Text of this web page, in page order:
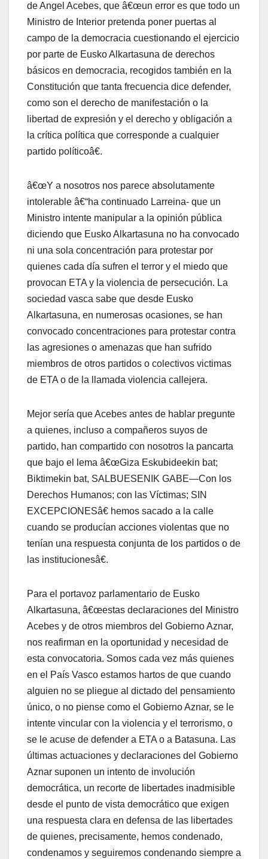
de Angel Acebes, que â€œun error es que todo un
Ministro de Interior pretenda poner puertas al
campo de la democracia cuestionando el ejercicio
por parte de Eusko Alkartasuna de derechos
básicos en democracia, recogidos también en la
Constitución que tanta frecuencia dice defender,
como son el derecho de manifestación o la
libertad de expresión y el derecho y obligación a
la crí­tica polí­tica que corresponde a cualquier
partido polí­ticoâ€.
â€œY a nosotros nos parece absolutamente
intolerable â€“ha continuado Larreina- que un
Ministro intente manipular a la opinión pública
diciendo que Eusko Alkartasuna no ha convocado
ni una sola concentración para protestar por
quienes cada dí­a sufren el terror y el miedo que
provocan ETA y la violencia de persecución. La
sociedad vasca sabe que desde Eusko
Alkartasuna, en numerosas ocasiones, se han
convocado concentraciones para protestar contra
las agresiones o amenazas que han sufrido
miembros de otros partidos o colectivos victimas
de ETA o de la llamada violencia callejera.
Mejor serí­a que Acebes antes de hablar pregunte
a quienes, incluso a compañeros suyos de
partido, han compartido con nosotros la pancarta
que bajo el lema â€œGiza Eskubideekin bat;
Biktimekin bat, SALBUESENIK GABE—Con los
Derechos Humanos; con las Ví­ctimas; SIN
EXCEPCIONESâ€ hemos sacado a la calle
cuando se producí­an acciones violentas que no
tení­an una respuesta conjunta de los partidos o de
las institucionesâ€.
Para el portavoz parlamentario de Eusko
Alkartasuna, â€œestas declaraciones del Ministro
Acebes y de otros miembros del Gobierno Aznar,
nos reafirman en la oportunidad y necesidad de
esta convocatoria. Somos cada vez más quienes
en el Paí­s Vasco estamos hartos de que cuando
alguien no se pliegue al dictado del pensamiento
único, o no piense como el Gobierno Aznar, se le
intente vincular con la violencia y el terrorismo, o
se le acuse de defender a ETA o a Batasuna. Las
últimas actuaciones y declaraciones del Gobierno
Aznar suponen un intento de involución
democrática, un recorte de libertades inadmisible
desde el punto de vista democrático que exigen
una respuesta clara en defensa de las libertades
de quienes, precisamente, hemos condenado,
condenamos y seguiremos condenando siempre a